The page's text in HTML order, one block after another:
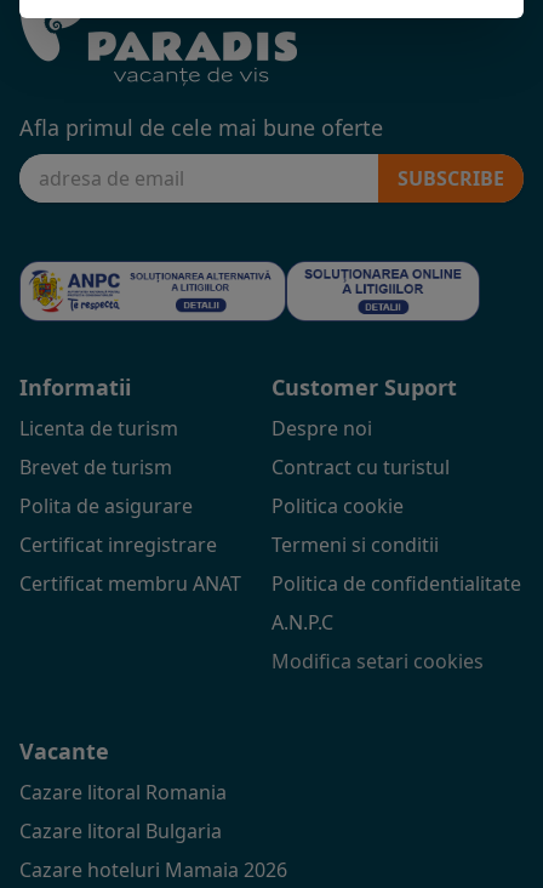
Afla primul de cele mai bune oferte
SUBSCRIBE
Informatii
Licenta de turism
Brevet de turism
Polita de asigurare
Certificat inregistrare
Certificat membru ANAT
Customer Suport
Despre noi
Contract cu turistul
Politica cookie
Termeni si conditii
Politica de confidentialitate
A.N.P.C
Modifica setari cookies
Vacante
Cazare litoral Romania
Cazare litoral Bulgaria
Cazare hoteluri Mamaia 2026